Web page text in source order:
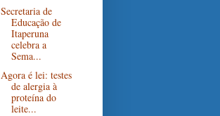
Secretaria de
Educação de
Itaperuna
celebra a
Sema...
Agora é lei: testes
de alergia à
proteína do
leite...